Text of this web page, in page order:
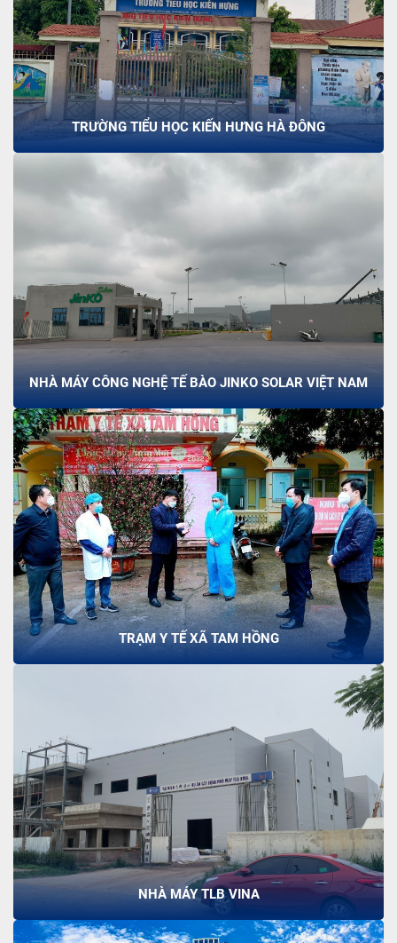
TRƯỜNG TIỂU HỌC KIẾN HƯNG HÀ ĐÔNG
NHÀ MÁY CÔNG NGHỆ TẾ BÀO JINKO SOLAR VIỆT NAM
TRẠM Y TẾ XÃ TAM HỒNG
NHÀ MÁY TLB VINA